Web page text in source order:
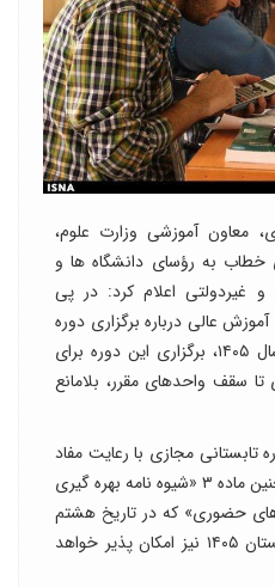
معاون آموزشی وزارت علوم،
خطاب به رؤسای دانشگاه ها و
غیردولتی اعلام کرد: در پی
عالی درباره برگزاری دوره
تابستانی مجازی در تابستان سال ۱۴۰۵، برگزاری این دوره برای
سقف واحدهای مقرر، بلامانع
تابستانی مجازی با رعایت مفاد
بندهای ۲-۱ و ۲-۵ ماده ۲ و همچنین ماده ۳ «شیوه نامه بهره گیری
های حضوری» که در تاریخ هشتم
بهمن ۱۴۰۴ تصویب شد در تابستان ۱۴۰۵ نیز امکان پذیر خواهد